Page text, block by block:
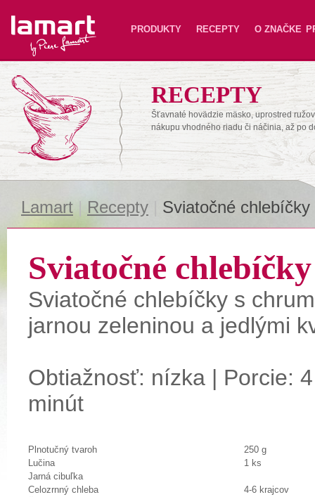
Lamart PRODUKTY RECEPTY O ZNAČKE
RECEPTY
Šťavnaté hovädzie mäsko, uprostred
nákupu vhodného riadu či náčinia, až po
Lamart Recepty Sviatočné chlebíčky
Sviatočné chlebíčky
Sviatočné chlebíčky s
jarnou zeleninou a jedlými
Obtiažnosť: nízka | Porcie:
minút
Plnotučný tvaroh
250 g
Lučina
1 ks
Jarná cibuľka
Celozrnný chleba
4-6 krajcov